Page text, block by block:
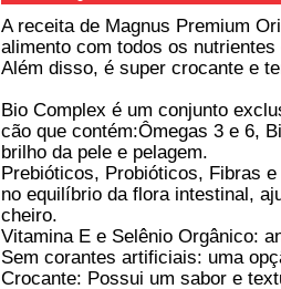
A receita de Magnus Premium
alimento com todos os
Além disso, é super crocante e
Bio Complex é um conjunto
cão que contém:Ômegas 3 e 6,
brilho da pele e pelagem.
Prebióticos, Probióticos, Fibras
no equilíbrio da flora intestinal,
cheiro.
Vitamina E e Selênio Orgânico:
Sem corantes artificiais: uma
Crocante: Possui um sabor e